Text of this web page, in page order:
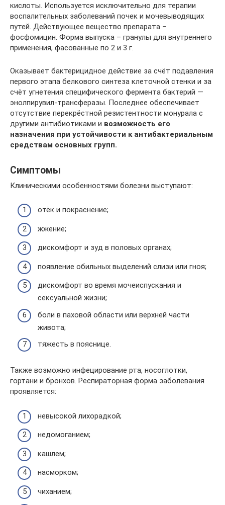
кислоты. Используется исключительно для терапии
воспалительных заболеваний почек и мочевыводящих
путей. Действующее вещество препарата –
фосфомицин. Форма выпуска – гранулы для внутреннего
применения, фасованные по 2 и 3 г.
Оказывает бактерицидное действие за счёт подавления
первого этапа белкового синтеза клеточной стенки и за
счёт угнетения специфического фермента бактерий —
энолпирувил-трансферазы. Последнее обеспечивает
отсутствие перекрёстной резистентности монурала с
другими антибиотиками и возможность его
назначения при устойчивости к антибактериальным
средствам основных групп.
Симптомы
Клиническими особенностями болезни выступают:
отёк и покраснение;
жжение;
дискомфорт и зуд в половых органах;
появление обильных выделений слизи или гноя;
дискомфорт во время мочеиспускания и
сексуальной жизни;
боли в паховой области или верхней части
живота;
тяжесть в пояснице.
Также возможно инфецирование рта, носоглотки,
гортани и бронхов. Респираторная форма заболевания
проявляется:
невысокой лихорадкой;
недомоганием;
кашлем;
насморком;
чиханием;